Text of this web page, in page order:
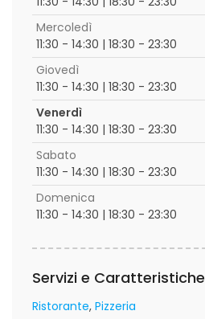
Mercoledì
11:30 - 14:30 | 18:30 - 23:30
Giovedì
11:30 - 14:30 | 18:30 - 23:30
Venerdì
11:30 - 14:30 | 18:30 - 23:30
Sabato
11:30 - 14:30 | 18:30 - 23:30
Domenica
11:30 - 14:30 | 18:30 - 23:30
Servizi e Caratteristiche
Ristorante Pizzeria